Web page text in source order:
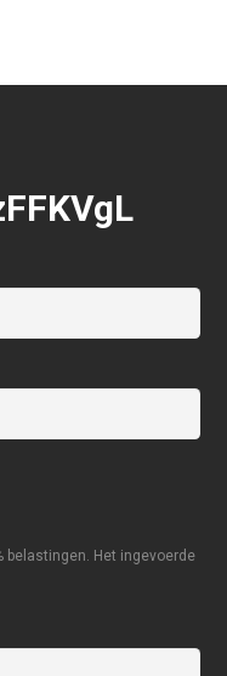
belastingen. Het ingevoerde